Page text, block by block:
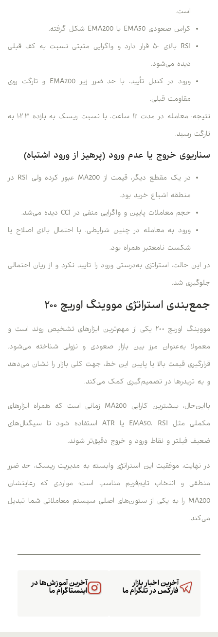
است.
کراس صعودی EMA50 با EMA200 شکل گرفته.
RSI بالای ۵۰ قرار دارد و واگرایی مثبتی نسبت به کف قبلی
دیده می‌شود.
ورود در کندل تأیید، با حد ضرر زیر EMA200 و تارگت روی
مقاومت قبلی.
نتیجه: معامله در مدت ۱۲ ساعت، با نسبت ریسک به بازده ۱:۲.۳ به
تارگت رسید.
سناریوی خروج یا عدم ورود (پرهیز از ورود اشتباه)
در یک مقطع دیگر، قیمت از MA200 عبور کرده ولی RSI در
منطقه اشباع خرید بود.
حجم معاملات پایین و واگرایی منفی در CCI دیده می‌شد.
ورود به معامله در چنین شرایطی، با احتمال بالای اصلاح یا
شکست نامعتبر همراه بود.
در این حالت، استراتژی به‌درستی ورود را تایید نکرد و از زیان احتمالی
جلوگیری شد.
جمع‌بندی استراتژی مووینگ اوریج ۲۰۰
مووینگ اوریج ۲۰۰ یکی از مهم‌ترین ابزارهای تشخیص روند است و
معمولا به‌عنوان مرز بین بازار صعودی و نزولی شناخته می‌شود.
قرارگیری قیمت بالا یا پایین این خط، جهت کلی بازار را نشان می‌دهد
و به تریدرها در تصمیم‌گیری کمک می‌کند.
بااین‌حال، بیشترین کارایی MA200 زمانی است که همراه ابزارهای
مکملی مثل EMA50، RSI یا ATR استفاده شود تا سیگنال‌های
ضعیف فیلتر و نقاط ورود و خروج دقیق‌تر شوند.
در نهایت، موفقیت این استراتژی وابسته به مدیریت ریسک، حد ضرر
منطقی و انتخاب تایم‌فریم مناسب است؛ مواردی که رعایتشان
MA200 را به یکی از ستون‌های اصلی سیستم معاملاتی شما تبدیل
می‌کند.
آخرین آموزش‌ها در
اینستاگرام ما
آخرین اخبار بازار
فارکس در تلگرام ما